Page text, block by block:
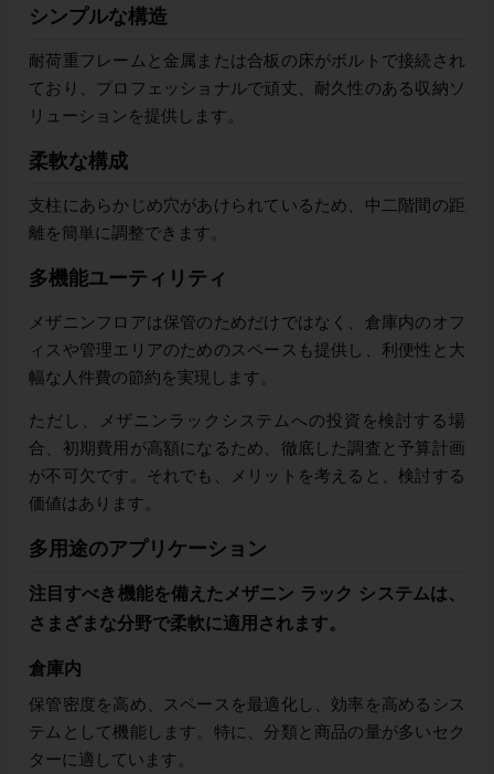
シンプルな構造
耐荷重フレームと金属または合板の床がボルトで接続され
ており、プロフェッショナルで頑丈、耐久性のある収納ソ
リューションを提供します。
柔軟な構成
支柱にあらかじめ穴があけられているため、中二階間の距
離を簡単に調整できます。
多機能ユーティリティ
メザニンフロアは保管のためだけではなく、倉庫内のオフ
ィスや管理エリアのためのスペースも提供し、利便性と大
幅な人件費の節約を実現します。
ただし、メザニンラックシステムへの投資を検討する場
合、初期費用が高額になるため、徹底した調査と予算計画
が不可欠です。それでも、メリットを考えると、検討する
価値はあります。
多用途のアプリケーション
注目すべき機能を備えたメザニン ラック システムは、
さまざまな分野で柔軟に適用されます。
倉庫内
保管密度を高め、スペースを最適化し、効率を高めるシス
テムとして機能します。特に、分類と商品の量が多いセク
ターに適しています。